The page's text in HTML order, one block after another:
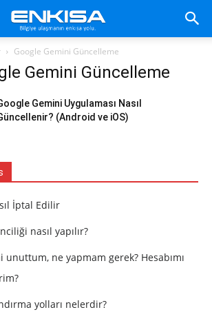
Google Gemini Güncelleme
Gemini Güncelleme
Gemini Uygulaması Nasıl
(Android ve iOS)
İptal Edilir
nasıl yapılır?
unuttum, ne yapmam gerek? Hesabımı
yolları nelerdir?